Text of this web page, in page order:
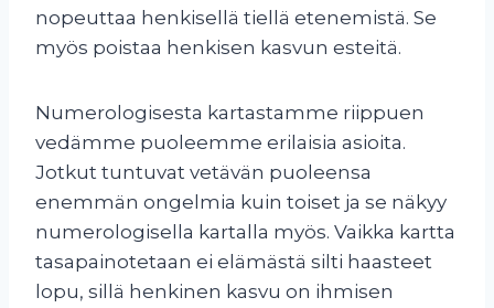
nopeuttaa henkisellä tiellä etenemistä. Se
myös poistaa henkisen kasvun esteitä.
Numerologisesta kartastamme riippuen
vedämme puoleemme erilaisia asioita.
Jotkut tuntuvat vetävän puoleensa
enemmän ongelmia kuin toiset ja se näkyy
numerologisella kartalla myös. Vaikka kartta
tasapainotetaan ei elämästä silti haasteet
lopu, sillä henkinen kasvu on ihmisen